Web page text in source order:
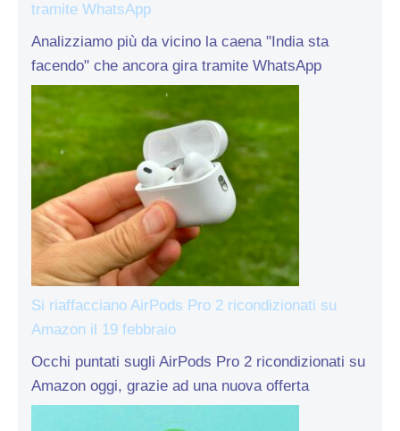
tramite WhatsApp
Analizziamo più da vicino la caena "India sta
facendo" che ancora gira tramite WhatsApp
Si riaffacciano AirPods Pro 2 ricondizionati su
Amazon il 19 febbraio
Occhi puntati sugli AirPods Pro 2 ricondizionati su
Amazon oggi, grazie ad una nuova offerta